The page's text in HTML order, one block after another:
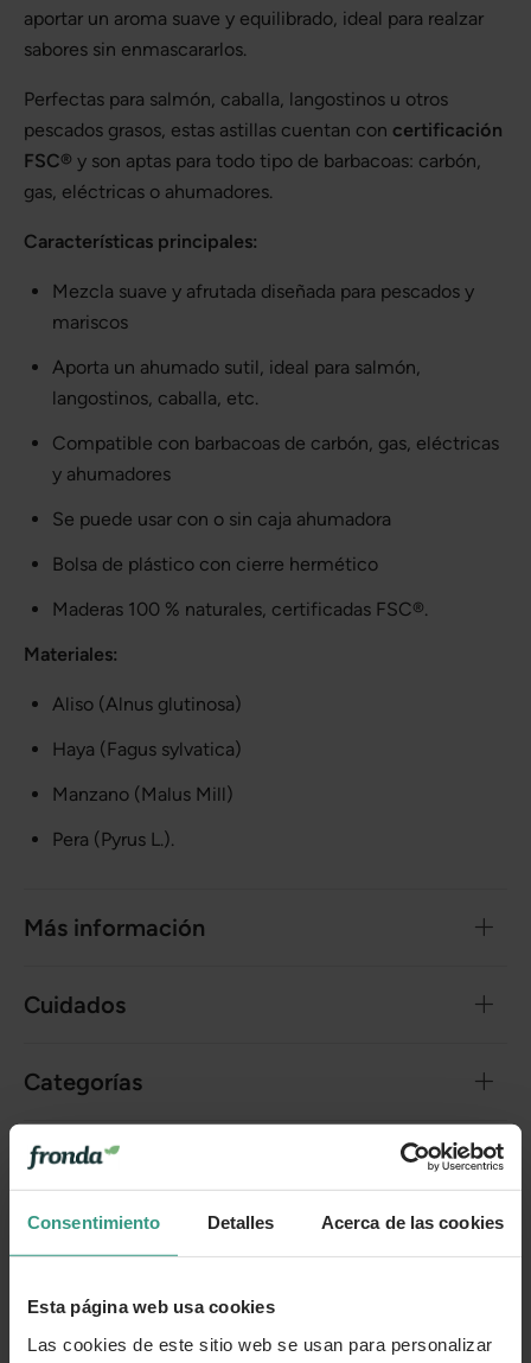
Consentimiento Detalles Acerca de las cookies
Esta página web usa cookies
Las cookies de este sitio web se usan para personalizar
aportar un aroma suave y equilibrado, ideal para realzar
sabores sin enmascararlos.
Perfectas para salmón, caballa, langostinos u otros
pescados grasos, estas astillas cuentan con certificación
FSC® y son aptas para todo tipo de barbacoas: carbón,
gas, eléctricas o ahumadores.
Características principales:
Mezcla suave y afrutada diseñada para pescados y
mariscos
Aporta un ahumado sutil, ideal para salmón,
langostinos, caballa, etc.
Compatible con barbacoas de carbón, gas, eléctricas
y ahumadores
Se puede usar con o sin caja ahumadora
Bolsa de plástico con cierre hermético
Maderas 100 % naturales, certificadas FSC®.
Materiales:
Aliso (Alnus glutinosa)
Haya (Fagus sylvatica)
Manzano (Malus Mill)
Pera (Pyrus L.).
Más información
Cuidados
Categorías
👍 Sí 😐 Más o menos